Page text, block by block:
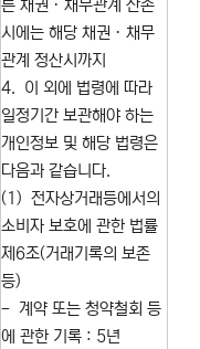
른 채권ㆍ채무관계 잔존
시에는 해당 채권ㆍ채무
관계 정산시까지
4. 이 외에 법령에 따라
일정기간 보관해야 하는
개인정보 및 해당 법령은
다음과 같습니다.
(1) 전자상거래등에서의
소비자 보호에 관한 법률
제6조(거래기록의 보존
등)
- 계약 또는 청약철회 등
에 관한 기록 : 5년